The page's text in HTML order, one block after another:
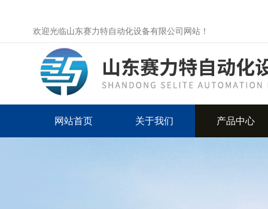
欢迎光临山东赛力特自动化设备有限公司网站！
网站首页 关于我们 产品中心